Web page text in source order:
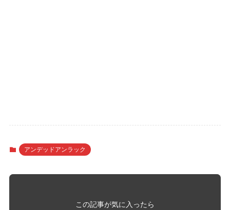
アンデッドアンラック
この記事が気に入ったら